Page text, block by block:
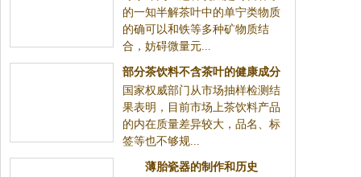
的一知半解茶叶中的单宁类物质
的确可以和铁等多种矿物质结
合，妨碍微量元...
部分茶饮料不含茶叶的健康成分
国家权威部门从市场抽样检测结
果表明，目前市场上茶饮料产品
的内在质量差异较大，品名、标
签等也不够规...
薄胎瓷器的制作和历史